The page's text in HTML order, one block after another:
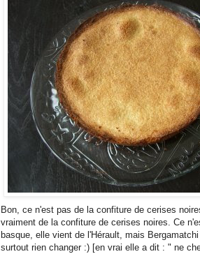
Bon, ce n'est pas de la confiture de cerises
vraiment de la confiture de cerises noires. Ce
basque, elle vient de l'Hérault, mais
surtout rien changer :) [en vrai elle a dit : " ne